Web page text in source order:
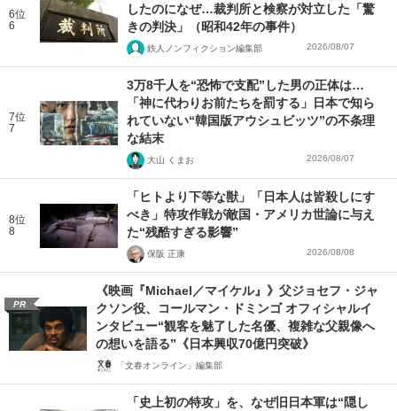
6位
6
したのになぜ…裁判所と検察が対立した「驚
きの判決」（昭和42年の事件）
鉄人ノンフィクション編集部 2026/08/07
7位
7
3万8千人を“恐怖で支配”した男の正体は…
「神に代わりお前たちを罰する」日本で知ら
れていない“韓国版アウシュビッツ”の不条理
な結末
大山 くまお 2026/08/07
8位
8
「ヒトより下等な獣」「日本人は皆殺しにす
べき」特攻作戦が敵国・アメリカ世論に与え
た“残酷すぎる影響”
保阪 正康 2026/08/08
PR
《映画『Michael／マイケル』》父ジョセフ・ジャ
クソン役、コールマン・ドミンゴ オフィシャルイ
ンタビュー“観客を魅了した名優、複雑な父親像へ
の想いを語る”《日本興収70億円突破》
「文春オンライン」編集部
「史上初の特攻」を、なぜ旧日本軍は“隠し